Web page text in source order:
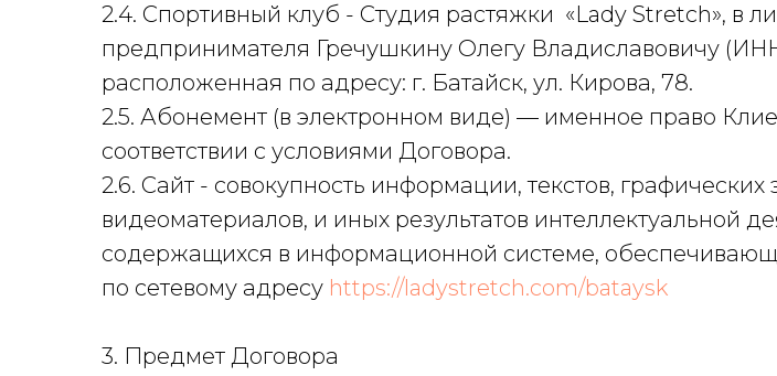
2.4. Спортивный клуб - Студия растяжки «Lady Stretch», в
предпринимателя Гречушкину Олегу Владиславовичу
расположенная по адресу: г. Батайск, ул. Кирова, 78.
2.5. Абонемент (в электронном виде) — именное право
соответствии с условиями Договора.
2.6. Сайт - совокупность информации, текстов,
видеоматериалов, и иных результатов интеллектуальной
содержащихся в информационной системе,
по сетевому адресу https://ladystretch.com/bataysk
3. Предмет Договора